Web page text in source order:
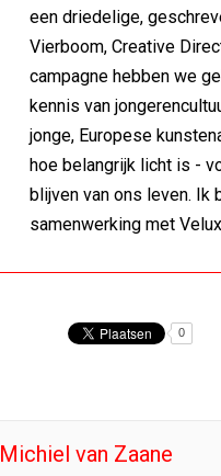
een driedelige,
Vierboom, Creative
campagne hebben we
kennis van
jonge, Europese
hoe belangrijk licht is -
blijven van ons leven.
samenwerking met
0
Michiel van Zaane